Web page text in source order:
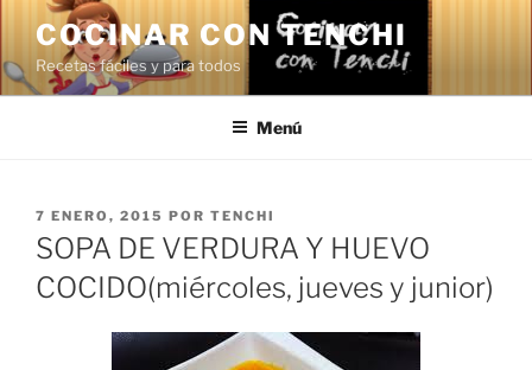
Saltar
contenido
COCINAR CON TENCHI
Recetas fáciles y para todos
Menú
PUBLICADO
EL
7 ENERO, 2015 POR TENCHI
SOPA DE VERDURA Y HUEVO
COCIDO(miércoles, jueves y junior)